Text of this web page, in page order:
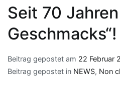
Seit 70
Geschmacks“!
Beitrag gepostet am 22 Februar
Beitrag gepostet in NEWS, Non